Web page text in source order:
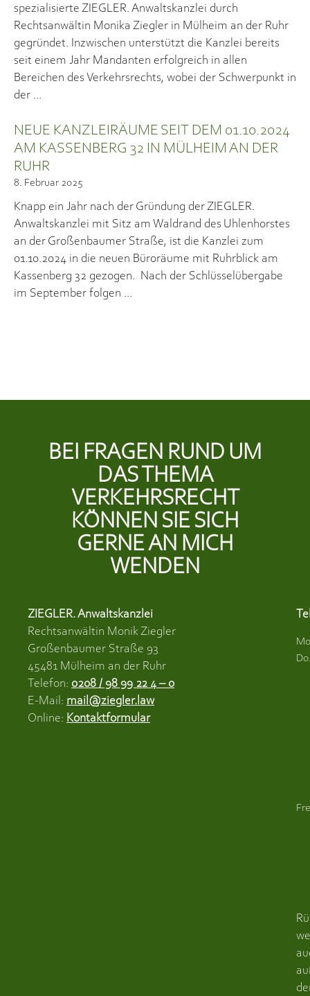
spezialisierte ZIEGLER. Anwaltskanzlei durch
Rechtsanwältin Monika Ziegler in Mülheim an der Ruhr
gegründet. Inzwischen unterstützt die Kanzlei bereits
seit einem Jahr Mandanten erfolgreich in allen
Bereichen des Verkehrsrechts, wobei der Schwerpunkt in
der
NEUE KANZLEIRÄUME SEIT DEM 01.10.2024
AM KASSENBERG 32 IN MÜLHEIM AN DER
RUHR
8. Februar 2025
Knapp ein Jahr nach der Gründung der ZIEGLER.
Anwaltskanzlei mit Sitz am Waldrand des Uhlenhorstes
an der Großenbaumer Straße, ist die Kanzlei zum
01.10.2024 in die neuen Büroräume mit Ruhrblick am
Kassenberg 32 gezogen. Nach der Schlüsselübergabe
im September folgen
BEI FRAGEN RUND UM
DAS THEMA
VERKEHRSRECHT
KÖNNEN SIE SICH
GERNE AN MICH
WENDEN
ZIEGLER. Anwaltskanzlei
Rechtsanwältin Monik Ziegler
Großenbaumer Straße 93
45481 Mülheim an der Ruhr
Telefon: 0208 / 98 99 22 4 – 0
E-Mail: mail@ziegler.law
Online: Kontaktformular